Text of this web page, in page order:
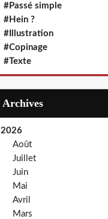
#Passé simple
#Hein ?
#Illustration
#Copinage
#Texte
Archives
2026
Août
Juillet
Juin
Mai
Avril
Mars